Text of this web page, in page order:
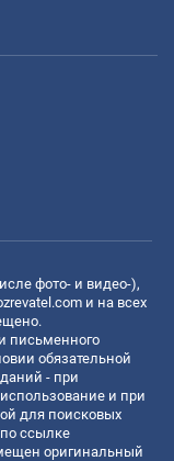
фото- и видео-),
и на всех
письменного
обязательной
- при
и при
для поисковых
ссылке
оригинальный